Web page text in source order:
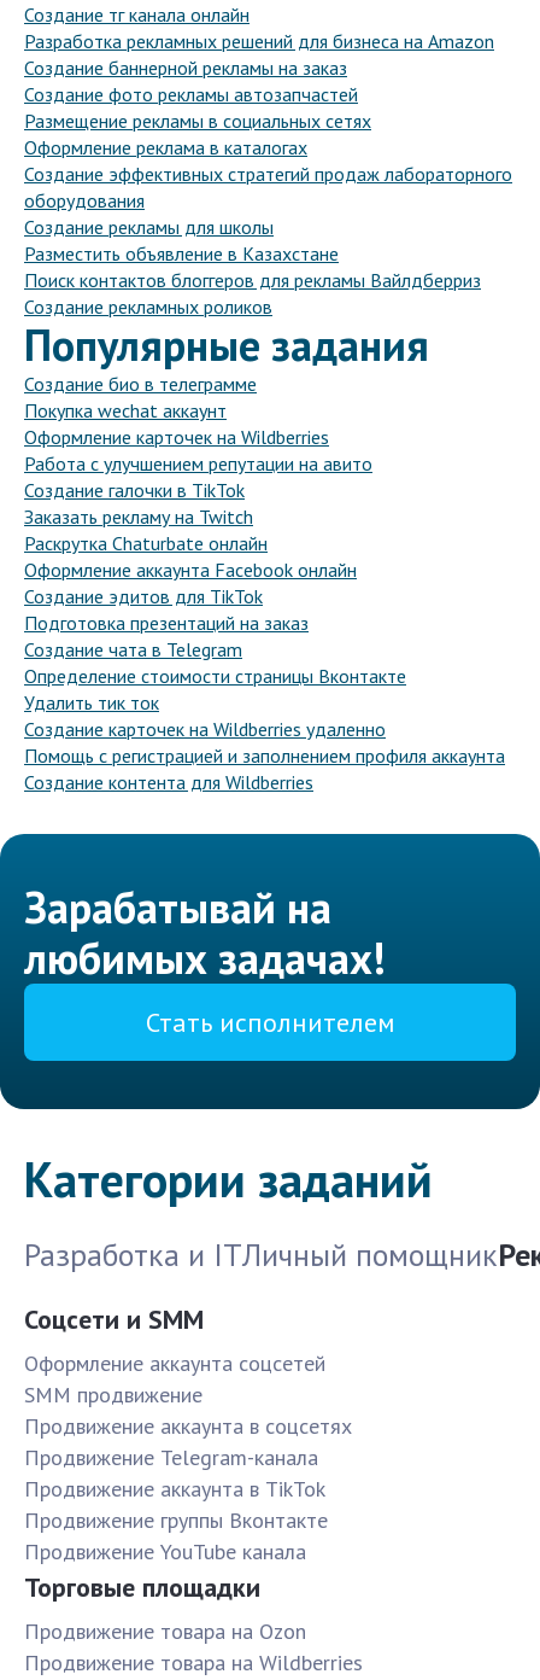
Создание тг канала онлайн
Разработка рекламных решений для бизнеса на Amazon
Создание баннерной рекламы на заказ
Создание фото рекламы автозапчастей
Размещение рекламы в социальных сетях
Оформление реклама в каталогах
Создание эффективных стратегий продаж лабораторного
оборудования
Создание рекламы для школы
Разместить объявление в Казахстане
Поиск контактов блоггеров для рекламы Вайлдберриз
Создание рекламных роликов
Популярные задания
Создание био в телеграмме
Покупка wechat аккаунт
Оформление карточек на Wildberries
Работа с улучшением репутации на авито
Создание галочки в TikTok
Заказать рекламу на Twitch
Раскрутка Chaturbate онлайн
Оформление аккаунта Facebook онлайн
Создание эдитов для TikTok
Подготовка презентаций на заказ
Создание чата в Telegram
Определение стоимости страницы Вконтакте
Удалить тик ток
Создание карточек на Wildberries удаленно
Помощь с регистрацией и заполнением профиля аккаунта
Создание контента для Wildberries
Зарабатывай на
любимых задачах!
Стать исполнителем
Категории заданий
Разработка и ITЛичный помощник
Соцсети и SMM
Оформление аккаунта соцсетей
SMM продвижение
Продвижение аккаунта в соцсетях
Продвижение Telegram-канала
Продвижение аккаунта в TikTok
Продвижение группы Вконтакте
Продвижение YouTube канала
Торговые площадки
Продвижение товара на Ozon
Продвижение товара на Wildberries